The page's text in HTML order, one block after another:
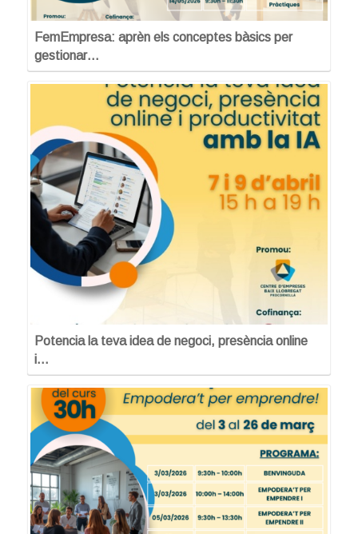
FemEmpresa: aprèn els conceptes bàsics per
gestionar…
Potencia la teva idea de negoci, presència online
i…